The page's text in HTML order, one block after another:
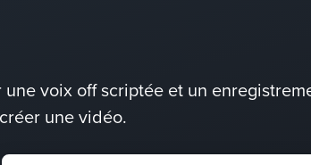
voix off scriptée et un
une vidéo.